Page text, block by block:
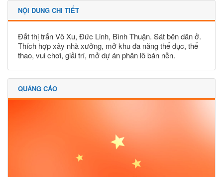
NỘI DUNG CHI TIẾT
Đất thị trấn Võ Xu, Đức Linh, Bình Thuận. Sát bên dân ở.
Thích hợp xây nhà xưởng, mở khu đa năng thể dục, thể
thao, vui chơi, giải trí, mở dự án phân lô bán nền.
QUẢNG CÁO